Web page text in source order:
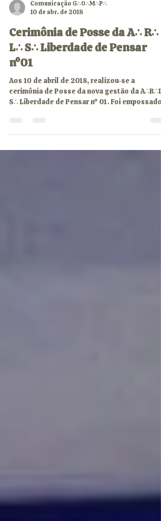
Comunicação G∴O∴M∴P∴
10 de abr. de 2018
Cerimônia de Posse da A∴ R∴
L∴ S∴ Liberdade de Pensar
nº01
Aos 10 de abril de 2018, realizou-se a
como V∴...